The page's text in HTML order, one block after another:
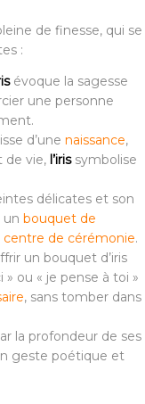
de finesse, qui se
:
évoque la sagesse
une personne
d’une naissance,
de vie, l’irissymbolise
délicates et son
un bouquet de
centre de cérémonie.
un bouquet d’iris
ou « je pense à toi »
, sans tomber dans
la profondeur de ses
geste poétique et